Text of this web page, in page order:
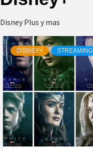
Disney Plus y mas
DISNEY+ STREAMING